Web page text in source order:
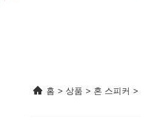
홈 > 상품 > 혼 스피커 >